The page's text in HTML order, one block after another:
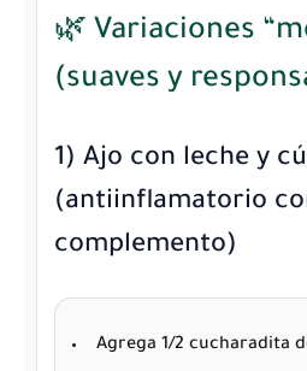
🌿 Variaciones
(suaves y
1) Ajo con leche y
(antiinflamatorio
complemento)
Agrega 1/2 cucharadita